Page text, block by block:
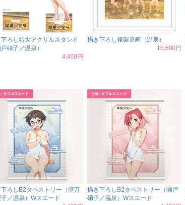
ろし特大アクリルスタンド
戸硝子／温泉）
4,400円
描き下ろし複製原画（温泉）
16,500円
ろしB2タペストリー（伊万
子／温泉）Wスエード
描き下ろしB2タペストリー（瀬戸
硝子／温泉）Wスエード